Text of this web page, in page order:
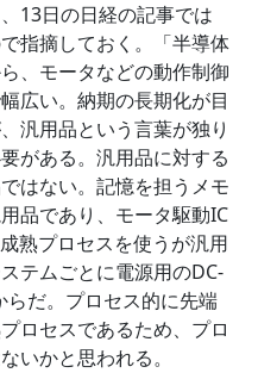
13日の日経の記事では
指摘しておく。「半導体
、モータなどの動作制御
広い。納期の長期化が目
汎用品という言葉が独り
がある。汎用品に対する
はない。記憶を担うメモ
品であり、モータ駆動IC
熟プロセスを使うが汎用
テムごとに電源用のDC-
らだ。プロセス的に先端
ロセスであるため、プロ
いかと思われる。